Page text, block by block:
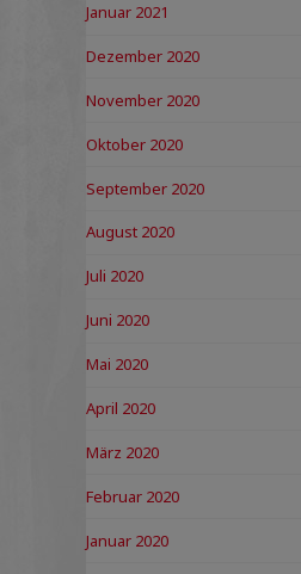
Januar 2021
Dezember 2020
November 2020
Oktober 2020
September 2020
August 2020
Juli 2020
Juni 2020
Mai 2020
April 2020
März 2020
Februar 2020
Januar 2020